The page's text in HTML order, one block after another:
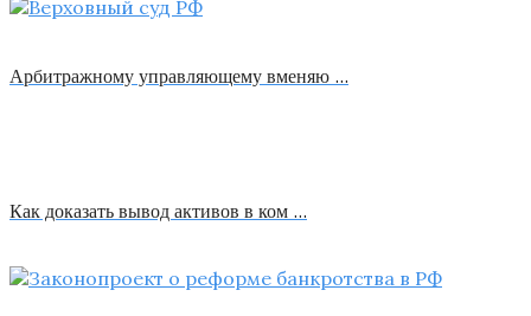
Арбитражному управляющему вменяю …
Как доказать вывод активов в ком …